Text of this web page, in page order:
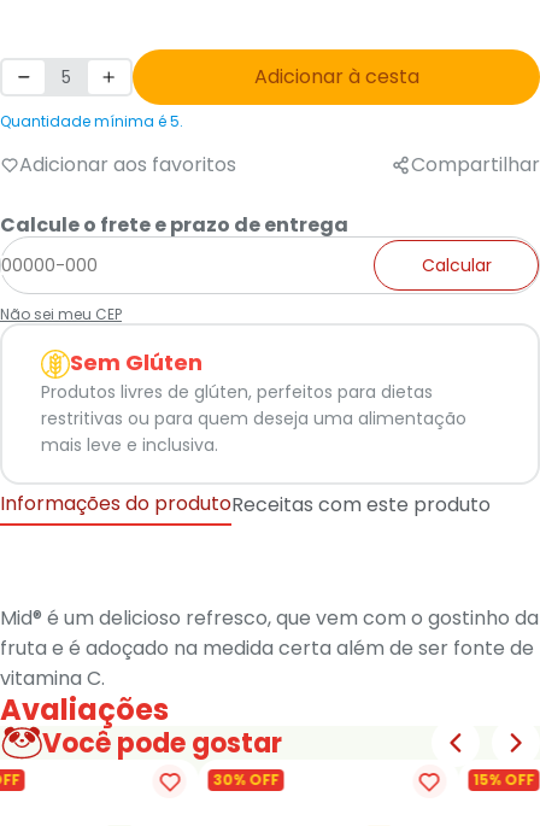
Adicionar à cesta
Quantidade mínima é 5.
Adicionar aos favoritos Compartilhar
Calcule o frete e prazo de entrega
Calcular
Não sei meu CEP
Sem Glúten
Produtos livres de glúten, perfeitos para dietas
restritivas ou para quem deseja uma alimentação
mais leve e inclusiva.
Informações do produtoReceitas com este produto
Mid® é um delicioso refresco, que vem com o gostinho da
fruta e é adoçado na medida certa além de ser fonte de
vitamina C.
Avaliações
Você pode gostar
30% OFF 15% OFF